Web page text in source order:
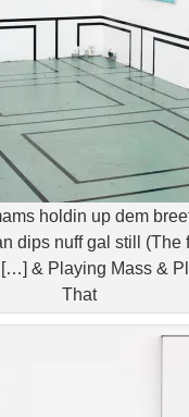
holdin up dem
dips nuff gal still
& Playing Mass &
That